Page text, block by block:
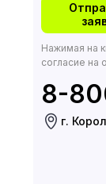
Нажимая на
согласие на
8-
г.